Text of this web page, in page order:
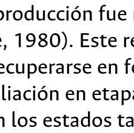
1980). Este
en
los estados